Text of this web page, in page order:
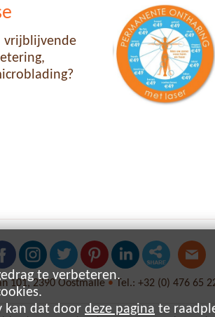
vrijblijvende
101, 2390 Oostmalle • Tel.: +32 (0) 476 65
te verbeteren.
kan dat door deze pagina te